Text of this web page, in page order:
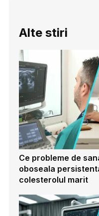
Alte stiri
Ce probleme de
oboseala
colesterolul marit